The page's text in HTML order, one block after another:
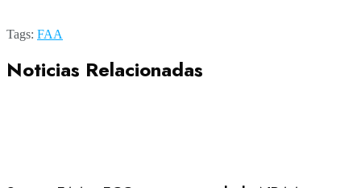
Tags: FAA
Noticias Relacionadas